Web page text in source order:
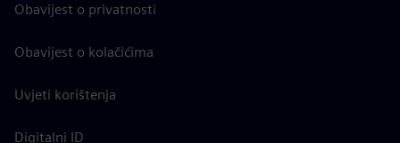
Obavijest o privatnosti
Obavijest o kolačićima
Uvjeti korištenja
Digitalni ID